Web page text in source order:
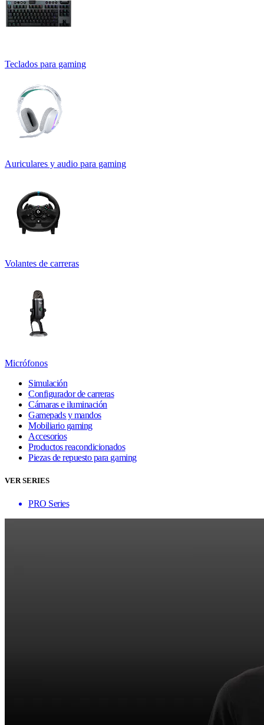
Teclados para gaming
Auriculares y audio para gaming
Volantes de carreras
Micrófonos
Simulación
Configurador de carreras
Cámaras e iluminación
Gamepads y mandos
Mobiliario gaming
Accesorios
Productos reacondicionados
Piezas de repuesto para gaming
VER SERIES
PRO Series